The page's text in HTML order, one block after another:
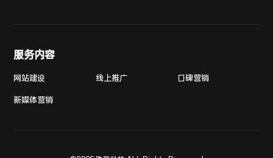
服务内容
网站建设 线上推广 口碑营销
新媒体营销